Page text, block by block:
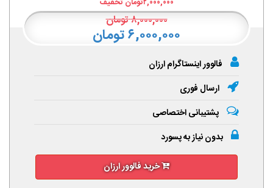
۲,۰۰۰,۰۰۰تومان تخفیف
۸,۰۰۰,۰۰۰تومان
۶,۰۰۰,۰۰۰ تومان
فالوور اینستاگرام ارزان
ارسال فوری
پشتیبانی اختصاصی
بدون نیاز به پسورد
خرید فالوور ارزان